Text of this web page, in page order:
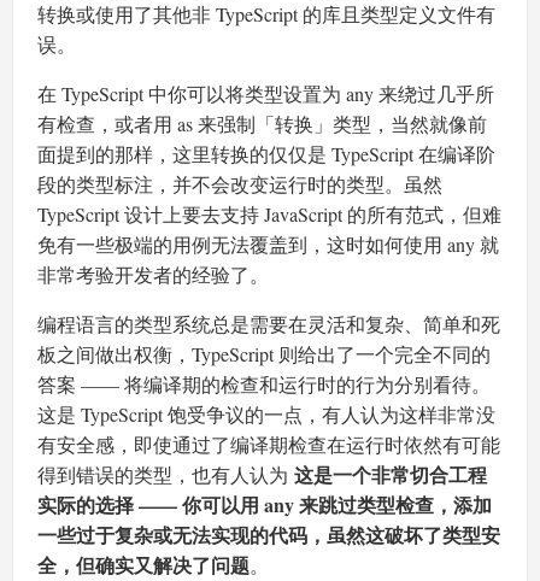
转换或使用了其他非 TypeScript 的库且类型定义文件有
误。
在 TypeScript 中你可以将类型设置为 any 来绕过几乎所
有检查，或者用 as 来强制「转换」类型，当然就像前
面提到的那样，这里转换的仅仅是 TypeScript 在编译阶
段的类型标注，并不会改变运行时的类型。虽然
TypeScript 设计上要去支持 JavaScript 的所有范式，但难
免有一些极端的用例无法覆盖到，这时如何使用 any 就
非常考验开发者的经验了。
编程语言的类型系统总是需要在灵活和复杂、简单和死
板之间做出权衡，TypeScript 则给出了一个完全不同的
答案 —— 将编译期的检查和运行时的行为分别看待。
这是 TypeScript 饱受争议的一点，有人认为这样非常没
有安全感，即使通过了编译期检查在运行时依然有可能
得到错误的类型，也有人认为 这是一个非常切合工程
实际的选择 —— 你可以用 any 来跳过类型检查，添加
一些过于复杂或无法实现的代码，虽然这破坏了类型安
全，但确实又解决了问题。